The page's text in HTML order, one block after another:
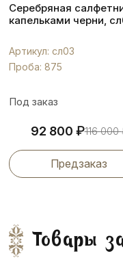
Серебряная
капельками черни,
Артикул: сл03
Проба: 875
Под заказ
92 800 ₽116 000
Предзаказ
Товары